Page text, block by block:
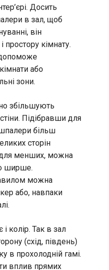
Досить
в зал, щоб
він
простору кімнату.
або
зони.
збільшують
Підібравши для
більш
сторін
для менших, можна
ширше.
можна
або, навпаки
колір. Так в зал
(схід, південь)
в прохолодній гамі.
вплив прямих